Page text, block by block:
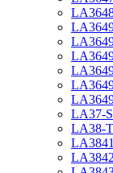
LA37-
LA38-